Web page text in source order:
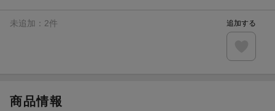
楽天モバイル紹介キャンペーンの拡散で300円OFFクーポン
条件達成で楽天限定・宝塚歌劇 宙組貸切公演ペアチケット
未追加： 2件 追加する
商品情報